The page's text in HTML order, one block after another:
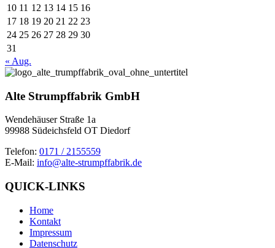
10 11 12 13 14 15 16
17 18 19 20 21 22 23
24 25 26 27 28 29 30
31
« Aug.
Alte Strumpffabrik GmbH
Wendehäuser Straße 1a
99988 Südeichsfeld OT Diedorf
Telefon: 0171 / 2155559
E-Mail: info@alte-strumpffabrik.de
QUICK-LINKS
Home
Kontakt
Impressum
Datenschutz